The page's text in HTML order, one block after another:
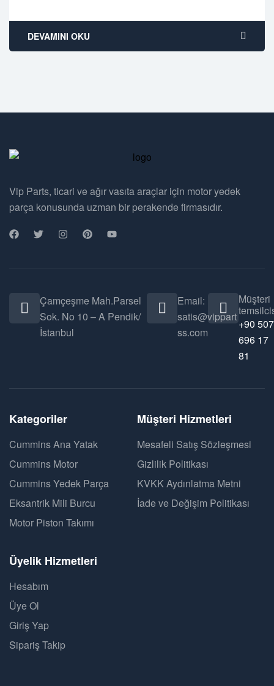
DEVAMINI OKU
Vip Parts, ticari ve ağır vasıta araçlar için motor yedek
parça konusunda uzman bir perakende firmasıdır.
Çamçeşme Mah.Parsel
Sok. No 10 – A Pendik/
İstanbul
Email:
satis@vippart
ss.com
Müşteri
+90 507
696 17
81
Kategoriler
Cummins Ana Yatak
Cummins Motor
Cummins Yedek Parça
Eksantrik Mili Burcu
Motor Piston Takımı
Müşteri Hizmetleri
Mesafeli Satış Sözleşmesi
Gizlilik Politikası
KVKK Aydınlatma Metni
İade ve Değişim Politikası
Üyelik Hizmetleri
Hesabım
Üye Ol
Giriş Yap
Sipariş Takip